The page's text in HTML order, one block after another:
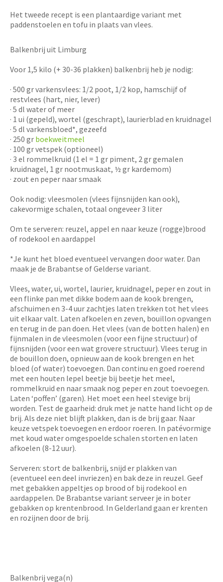
Het tweede recept is een plantaardige variant met
paddenstoelen en tofu in plaats van vlees.
Balkenbrij uit Limburg
Voor 1,5 kilo (+ 30-36 plakken) balkenbrij heb je nodig:
· 500 gr varkensvlees: 1/2 poot, 1/2 kop, hamschijf of
restvlees (hart, nier, lever)
· 5 dl water of meer
· 1 ui (gepeld), wortel (geschrapt), laurierblad en kruidnagel
· 5 dl varkensbloed*, gezeefd
· 250 gr boekweitmeel
· 100 gr vetspek (optioneel)
· 3 el rommelkruid (1 el = 1 gr piment, 2 gr gemalen
kruidnagel, 1 gr nootmuskaat, ½ gr kardemom)
· zout en peper naar smaak
Ook nodig: vleesmolen (vlees fijnsnijden kan ook),
cakevormige schalen, totaal ongeveer 3 liter
Om te serveren: reuzel, appel en naar keuze (rogge)brood
of rodekool en aardappel
*Je kunt het bloed eventueel vervangen door water. Dan
maak je de Brabantse of Gelderse variant.
Vlees, water, ui, wortel, laurier, kruidnagel, peper en zout in
een flinke pan met dikke bodem aan de kook brengen,
afschuimen en 3-4 uur zachtjes laten trekken tot het vlees
uit elkaar valt. Laten afkoelen en zeven, bouillon opvangen
en terug in de pan doen. Het vlees (van de botten halen) en
fijnmalen in de vleesmolen (voor een fijne structuur) of
fijnsnijden (voor een wat grovere structuur). Vlees terug in
de bouillon doen, opnieuw aan de kook brengen en het
bloed (of water) toevoegen. Dan continu en goed roerend
met een houten lepel beetje bij beetje het meel,
rommelkruid en naar smaak nog peper en zout toevoegen.
Laten ‘poffen’ (garen). Het moet een heel stevige brij
worden. Test de gaarheid: druk met je natte hand licht op de
brij. Als deze niet blijft plakken, dan is de brij gaar. Naar
keuze vetspek toevoegen en erdoor roeren. In patévormige
met koud water omgespoelde schalen storten en laten
afkoelen (8-12 uur).
Serveren: stort de balkenbrij, snijd er plakken van
(eventueel een deel invriezen) en bak deze in reuzel. Geef
met gebakken appeltjes op brood of bij rodekool en
aardappelen. De Brabantse variant serveer je in boter
gebakken op krentenbrood. In Gelderland gaan er krenten
en rozijnen door de brij.
Balkenbrij vega(n)